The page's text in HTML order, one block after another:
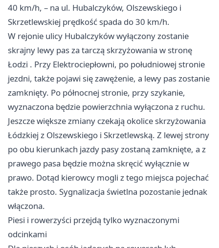
40 km/h, – na ul. Hubalczyków, Olszewskiego i
Skrzetlewskiej prędkość spada do 30 km/h.
W rejonie ulicy Hubalczyków wyłączony zostanie
skrajny lewy pas za tarczą skrzyżowania w stronę
Łodzi . Przy Elektrociepłowni, po południowej stronie
jezdni, także pojawi się zawężenie, a lewy pas zostanie
zamknięty. Po północnej stronie, przy szykanie,
wyznaczona będzie powierzchnia wyłączona z ruchu.
Jeszcze większe zmiany czekają okolice skrzyżowania
Łódzkiej z Olszewskiego i Skrzetlewską. Z lewej strony
po obu kierunkach jazdy pasy zostaną zamknięte, a z
prawego pasa będzie można skręcić wyłącznie w
prawo. Dotąd kierowcy mogli z tego miejsca pojechać
także prosto. Sygnalizacja świetlna pozostanie jednak
włączona.
Piesi i rowerzyści przejdą tylko wyznaczonymi
odcinkami